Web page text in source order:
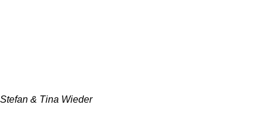
Stefan & Tina Wieder